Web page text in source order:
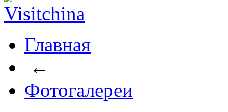
Главная
←
Фотогалереи